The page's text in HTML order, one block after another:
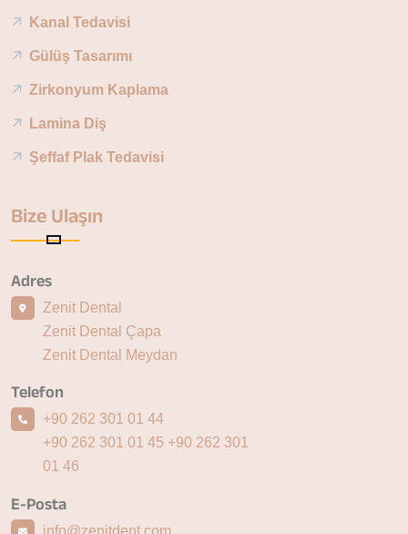
Kanal Tedavisi
Gülüş Tasarımı
Zirkonyum Kaplama
Lamina Diş
Şeffaf Plak Tedavisi
Bize Ulaşın
Adres
Zenit Dental
Zenit Dental Çapa
Zenit Dental Meydan
Telefon
+90 262 301 01 44
+90 262 301 01 45 +90 262 301
01 46
E-Posta
info@zenitdent.com